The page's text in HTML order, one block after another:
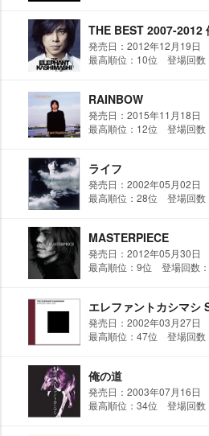
THE BEST 2007-2012
発売日：2012年12月19日
最高順位：10位 登場回数
RAINBOW
発売日：2015年11月18日
最高順位：12位 登場回数
ライフ
発売日：2002年05月02日
最高順位：28位 登場回数
MASTERPIECE
発売日：2012年05月30日
最高順位：9位 登場回数
エレファントカシマシ
発売日：2002年03月27日
最高順位：47位 登場回数
俺の道
発売日：2003年07月16日
最高順位：34位 登場回数